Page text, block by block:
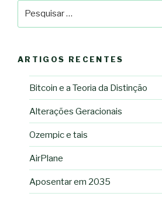
ARTIGOS RECENTES
Bitcoin e a Teoria da Distinção
Alterações Geracionais
Ozempic e tais
AirPlane
Aposentar em 2035